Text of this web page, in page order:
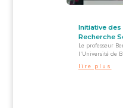
Initiative
Recherche
Le professeur
l'Université de
lire plus